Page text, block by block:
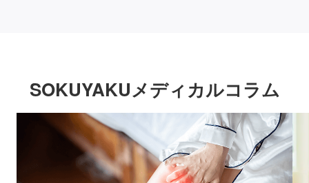
SOKUYAKUメディカルコラム